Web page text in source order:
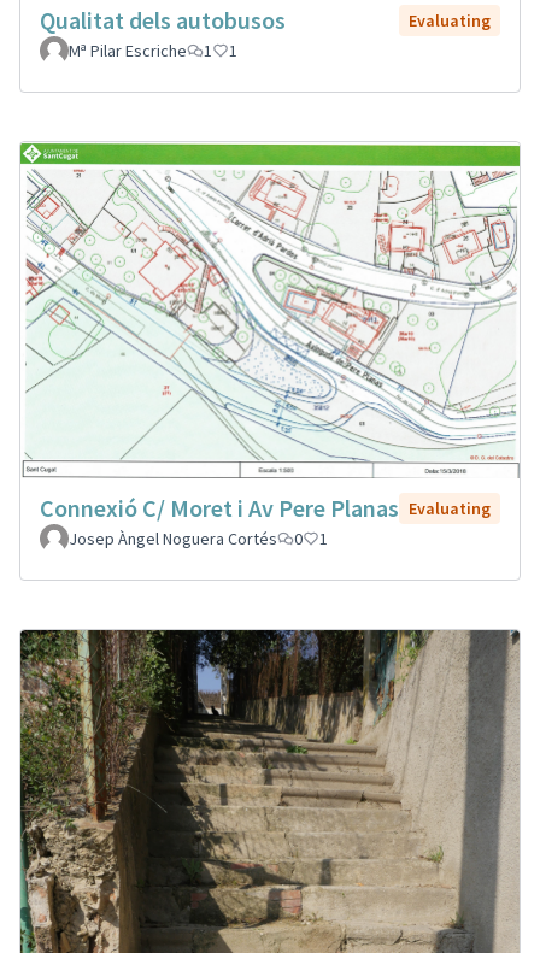
Qualitat dels autobusos
Evaluating
Mª Pilar Escriche
1 1
Connexió C/ Moret i Av Pere Planas Evaluating
Josep Àngel Noguera Cortés
0 1